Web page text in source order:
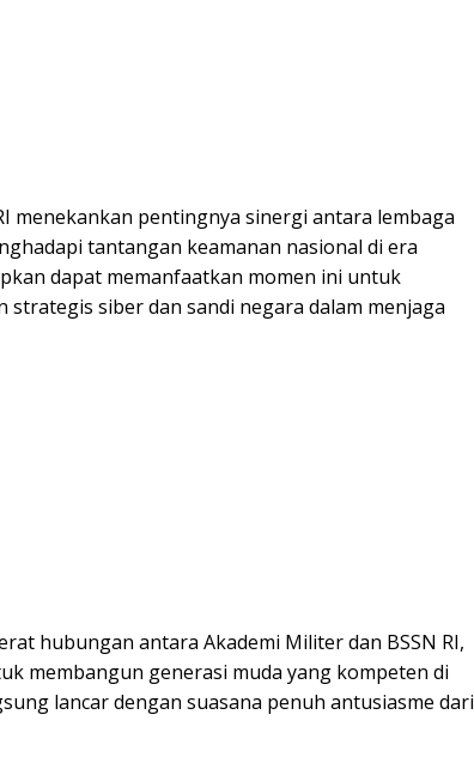
menekankan pentingnya sinergi antara lembaga
tantangan keamanan nasional di era
dapat memanfaatkan momen ini untuk
siber dan sandi negara dalam menjaga
hubungan antara Akademi Militer dan BSSN RI,
membangun generasi muda yang kompeten di
lancar dengan suasana penuh antusiasme dari